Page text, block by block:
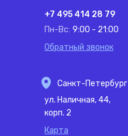
+7 495 414 28 79
Пн-Вс: 9:00 - 21:00
Обратный звонок
Санкт-Петербург
ул. Наличная, 44,
корп. 2
Карта